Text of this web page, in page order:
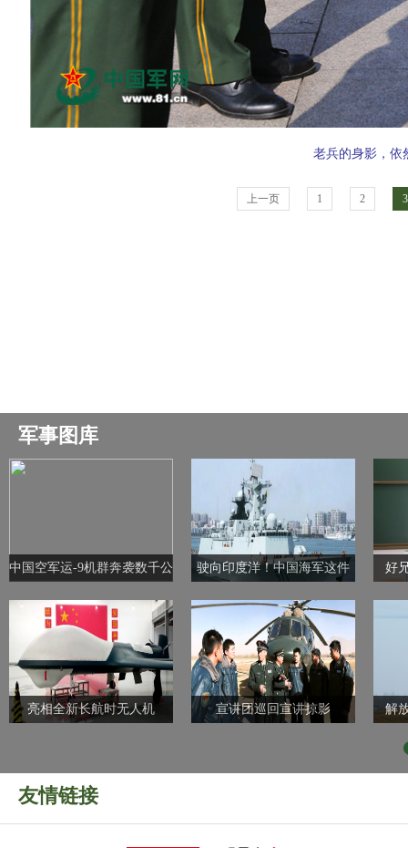
老兵的身影，依然
上一页 1 2 3